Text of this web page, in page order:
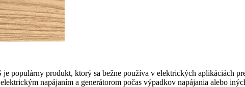
produkt, ktorý sa bežne používa v elektrických aplikáciách
napájaním a generátorom počas výpadkov napájania alebo